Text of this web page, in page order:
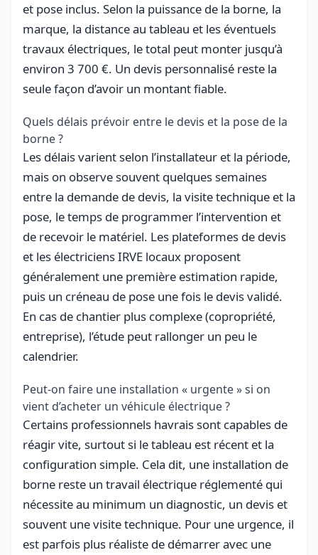
et pose inclus. Selon la puissance de la borne, la
marque, la distance au tableau et les éventuels
travaux électriques, le total peut monter jusqu’à
environ 3 700 €. Un devis personnalisé reste la
seule façon d’avoir un montant fiable.
Quels délais prévoir entre le devis et la pose de la
borne ?
Les délais varient selon l’installateur et la période,
mais on observe souvent quelques semaines
entre la demande de devis, la visite technique et la
pose, le temps de programmer l’intervention et
de recevoir le matériel. Les plateformes de devis
et les électriciens IRVE locaux proposent
généralement une première estimation rapide,
puis un créneau de pose une fois le devis validé.
En cas de chantier plus complexe (copropriété,
entreprise), l’étude peut rallonger un peu le
calendrier.
Peut-on faire une installation « urgente » si on
vient d’acheter un véhicule électrique ?
Certains professionnels havrais sont capables de
réagir vite, surtout si le tableau est récent et la
configuration simple. Cela dit, une installation de
borne reste un travail électrique réglementé qui
nécessite au minimum un diagnostic, un devis et
souvent une visite technique. Pour une urgence, il
est parfois plus réaliste de démarrer avec une